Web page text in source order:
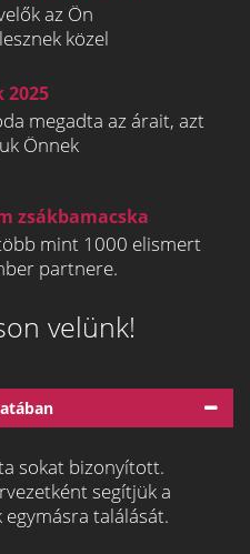
az Ön
közel
2025
megadta az árait, azt
Önnek
zsákbamacska
mint 1000 elismert
partnere.
velünk!
sokat bizonyított.
segítjük a
találását.